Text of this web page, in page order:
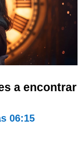
a encontrar
06:15